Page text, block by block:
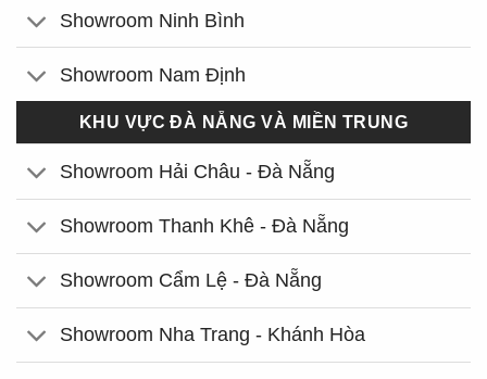
Showroom Ninh Bình
Showroom Nam Định
KHU VỰC ĐÀ NẴNG VÀ MIỀN TRUNG
Showroom Hải Châu - Đà Nẵng
Showroom Thanh Khê - Đà Nẵng
Showroom Cẩm Lệ - Đà Nẵng
Showroom Nha Trang - Khánh Hòa